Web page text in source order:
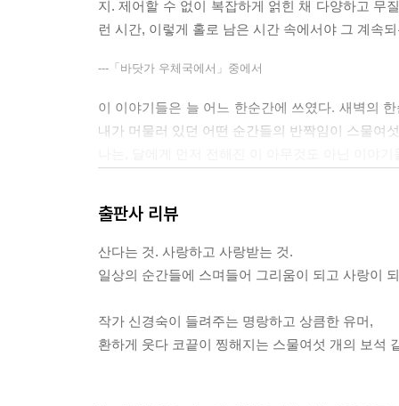
지. 제어할 수 없이 복잡하게 얽힌 채 다양하고 무
런 시간, 이렇게 홀로 남은 시간 속에서야 그 계속
---「바닷가 우체국에서」중에서
이 이야기들은 늘 어느 한순간에 쓰였다. 새벽의
내가 머물러 있던 어떤 순간들의 반짝임이 스물여
출판사 리뷰
산다는 것. 사랑하고 사랑받는 것.
일상의 순간들에 스며들어 그리움이 되고 사랑이
작가 신경숙이 들려주는 명랑하고 상큼한 유머,
환하게 웃다 코끝이 찡해지는 스물여섯 개의 보석